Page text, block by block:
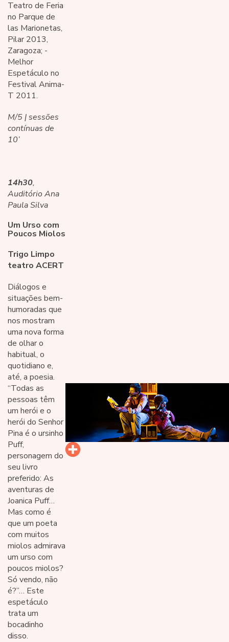
Teatro de Feria
no Parque de
las Marionetas,
Pilar 2013,
Zaragoza; -
Melhor
Espetáculo no
Festival Anima-
T 2011.
M/5 | sessões
contínuas de
10’
14h30,
Auditório Ana
Paula Silva
Um Urso com
Poucos Miolos
Trigo Limpo
teatro ACERT
Diálogos e
situações bem-
humoradas que
nos mostram
uma nova forma
de olhar o
habitual, o
quotidiano e,
até, a poesia.
“Todas as
pessoas têm
um herói e o
herói do Senhor
Pina é o ursinho
Puff,
personagem do
seu livro
preferido: As
aventuras de
Joanica Puff…
Mas como é
que um poeta
com muitos
miolos admirava
um urso com
poucos miolos?
Só vendo, não
é?”… Este
espetáculo
trata um
bocadinho
disso.